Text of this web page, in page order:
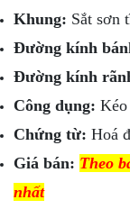
Khung: Sắt sơn
Đường kính
Đường kính
Công dụng: Kéo
Chứng từ: Hoá
Giá bán: Theo
nhất